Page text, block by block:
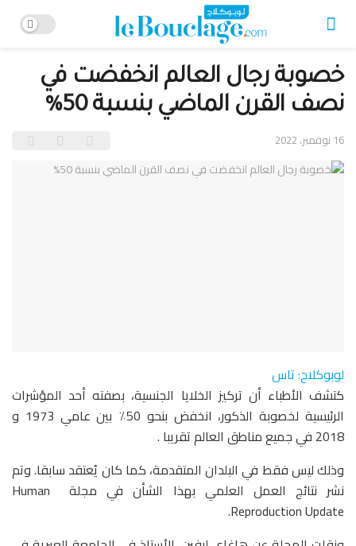
خصوبة رجال العالم انخفضت في
نصف القرن الماضي بنسبة 50%
16 نوفمبر، 2022
لوبوكلاج: تاس
كتشف الأطباء أن تركيز الخلايا الجنسية، بصفته أحد المؤشرات
الرئيسية لخصوبة الذكور، انخفض بنحو 50٪ بين عامي 1973 و
2018 في جميع مناطق العالم تقريبا .
وذلك ليس فقط في البلدان المتقدمة، كما كان يُعتقد سابقا. وتم
نشر نتائج العمل العلمي بهذا الشأن في مجلة Human
Reproduction Update.